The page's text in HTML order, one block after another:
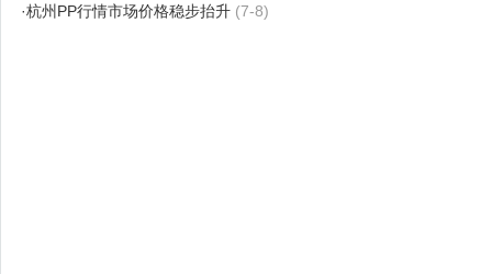
·杭州PP行情市场价格稳步抬升 (7-8)